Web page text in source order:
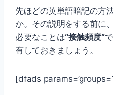
先ほどの英単語暗記の方
か。その説明をする前に
必要なことは“接触頻度”
有しておきましょう。
[dfads params=’